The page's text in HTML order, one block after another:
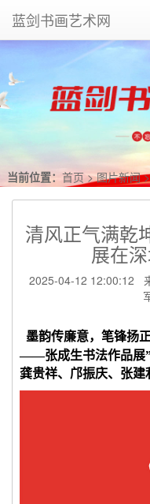
蓝剑书画艺术网
当前位置： 首页>图片新闻
清风正气满
展在深
2025-04-12 12:00:12
墨韵传廉意，笔锋扬正
——张成生书法作品展”
龚贵祥、邝振庆、张建